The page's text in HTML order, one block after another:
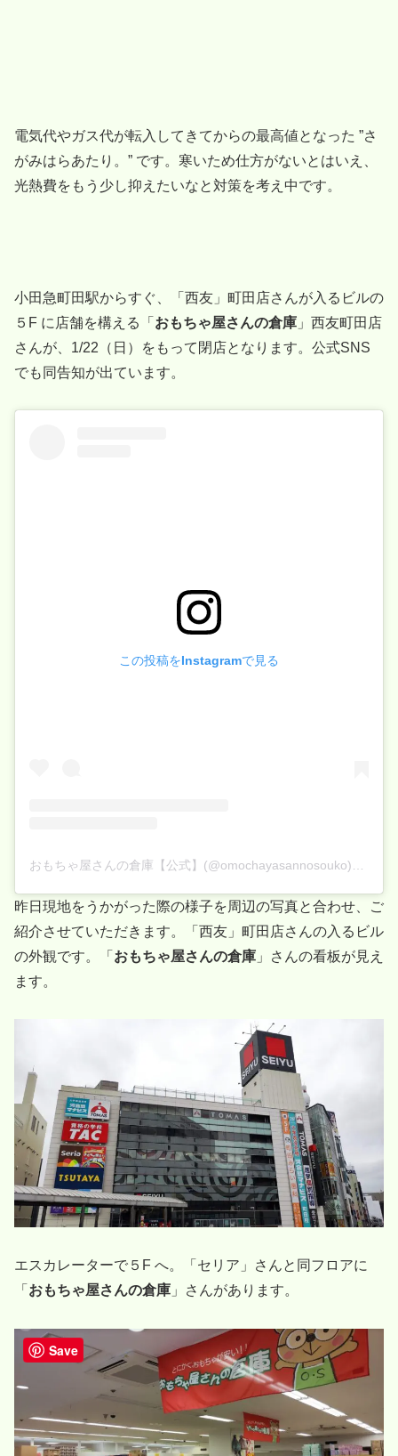
電気代やガス代が転入してきてからの最高値となった ”さ
がみはらあたり。” です。寒いため仕方がないとはいえ、
光熱費をもう少し抑えたいなと対策を考え中です。
小田急町田駅からすぐ、「西友」町田店さんが入るビルの
５F に店舗を構える「 おもちゃ屋さんの倉庫 」西友町田店
さんが、1/22（日）をもって閉店となります。公式SNS
でも同告知が出ています。
この投稿をInstagramで見る
昨日現地をうかがった際の様子を周辺の写真と合わせ、ご
紹介させていただきます。「西友」町田店さんの入るビル
の外観です。「 おもちゃ屋さんの倉庫 」さんの看板が見え
ます。
エスカレーターで５F へ。「セリア」さんと同フロアに
「 おもちゃ屋さんの倉庫 」さんがあります。
Save